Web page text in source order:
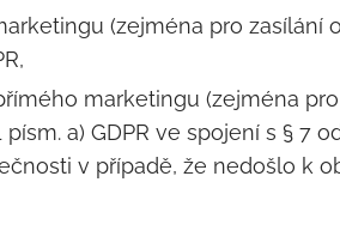
(zejména pro zasílání
marketingu (zejména
a) GDPR ve spojení s § 7
v případě, že nedošlo k